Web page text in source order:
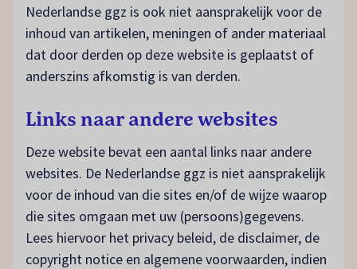
Nederlandse ggz is ook niet aansprakelijk voor de
inhoud van artikelen, meningen of ander materiaal
dat door derden op deze website is geplaatst of
anderszins afkomstig is van derden.
Links naar andere websites
Deze website bevat een aantal links naar andere
websites. De Nederlandse ggz is niet aansprakelijk
voor de inhoud van die sites en/of de wijze waarop
die sites omgaan met uw (persoons)gegevens.
Lees hiervoor het privacy beleid, de disclaimer, de
copyright notice en algemene voorwaarden, indien